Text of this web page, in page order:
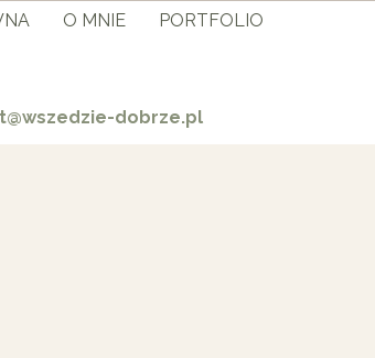
O MNIE PORTFOLIO
dobrze.pl